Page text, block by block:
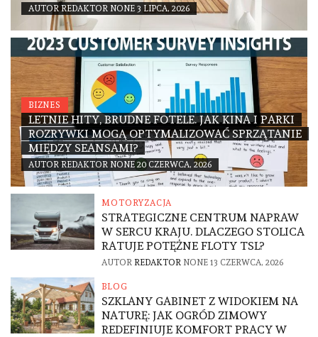
AUTOR REDAKTOR NONE 3 LIPCA, 2026
BIZNES
LETNIE HITY, BRUDNE FOTELE. JAK KINA I PARKI
ROZRYWKI MOGĄ OPTYMALIZOWAĆ SPRZĄTANIE
MIĘDZY SEANSAMI?
AUTOR REDAKTOR NONE 20 CZERWCA, 2026
MOTORYZACJA
STRATEGICZNE CENTRUM NAPRAW
W SERCU KRAJU. DLACZEGO STOLICA
RATUJE POTĘŻNE FLOTY TSL?
AUTOR REDAKTOR NONE 13 CZERWCA, 2026
BLOG
SZKLANY GABINET Z WIDOKIEM NA
NATURĘ: JAK OGRÓD ZIMOWY
REDEFINIUJE KOMFORT PRACY W